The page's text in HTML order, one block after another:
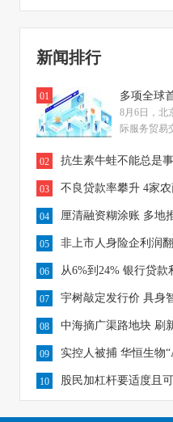
新闻排行
01 多项全球
8月6日，北
际服务贸易
02 抗生素牛蛙不能总是
03 不良贷款率攀升 4家
04 厘清融资糊涂账 多地
05 非上市人身险企利润
06 从6%到24% 银行贷款
07 宇树敲定发行价 具身
08 中海摘广渠路地块 刷
09 实控人被捕 华恒生物
10 股民加杠杆要适度且